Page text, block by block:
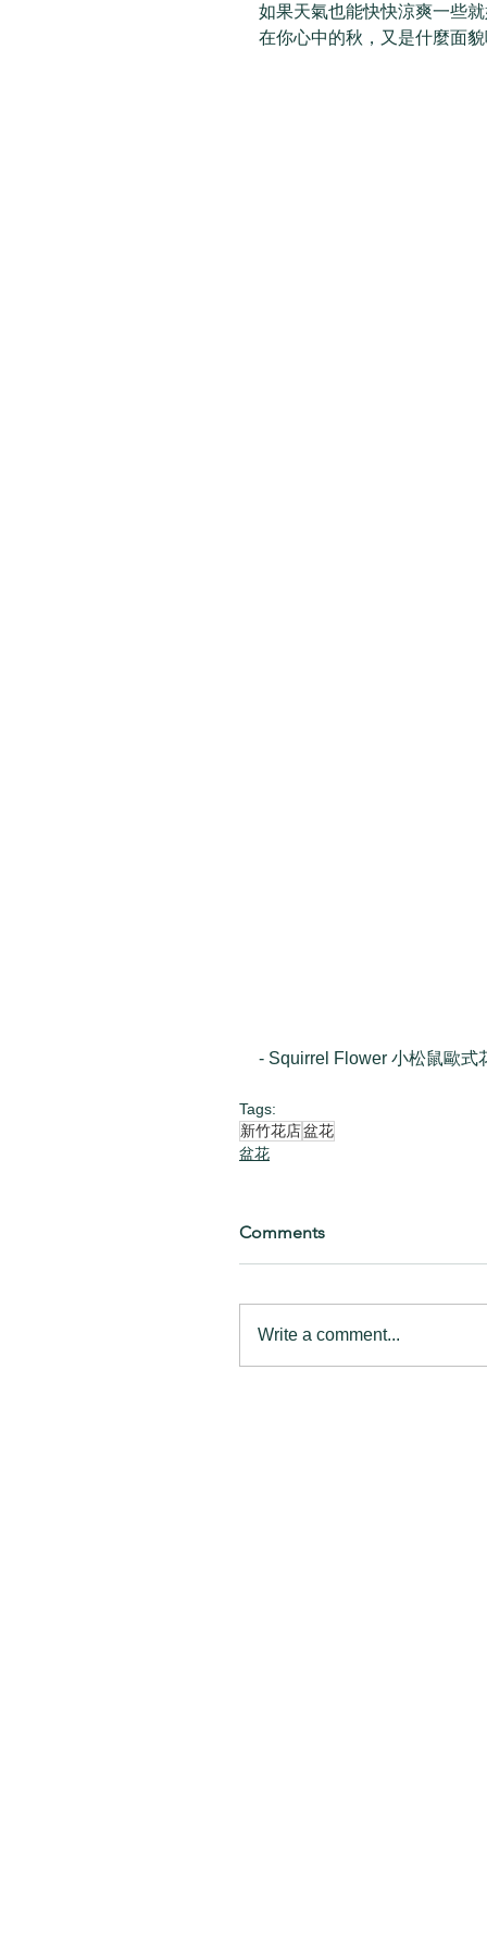
如果天氣也能快快涼爽一
在你心中的秋，又是什麼面
- Squirrel Flower 小松鼠歐式
Tags:
新竹花店盆花
盆花
Comments
Write a comment...